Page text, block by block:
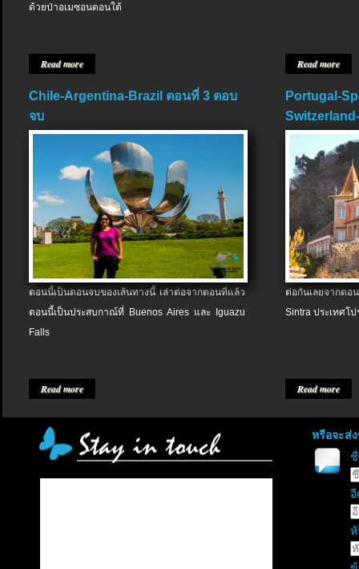
ด้วยป่าอเมซอนตอนใต้
Read more Read more
Chile-Argentina-Brazil ตอนที่ 3 ตอบ
จบ
ตอนนี้เป็นตอนจบของเส้นทางนี้ เล่าต่อจากตอนที่แล้ว
ตอนนี้เป็นประสบกาณ์ที่ Buenos Aires และ Iguazu
Falls
Read more
Portugal-
ต่อกันเลยจากต
Sintra ประเทศโป
Read more
หรือจะส่
อี
หั